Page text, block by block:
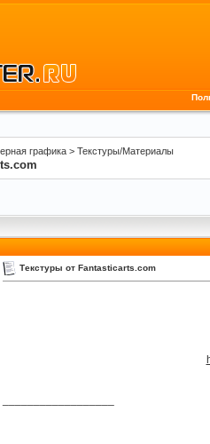
графика > Текстуры/Материалы
Текстуры от Fantasticarts.com